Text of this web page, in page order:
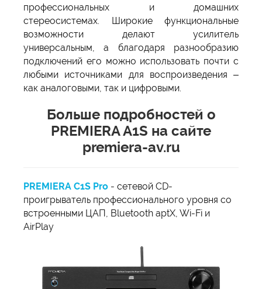
профессиональных и домашних
стереосистемах. Широкие функциональные
возможности делают усилитель
универсальным, а благодаря разнообразию
подключений его можно использовать почти с
любыми источниками для воспроизведения –
как аналоговыми, так и цифровыми.
Больше подробностей о
PREMIERA A1S на сайте
premiera-av.ru
PREMIERA C1S Pro - сетевой CD-
проигрыватель профессионального уровня со
встроенными ЦАП, Bluetooth aptX, Wi-Fi и
AirPlay